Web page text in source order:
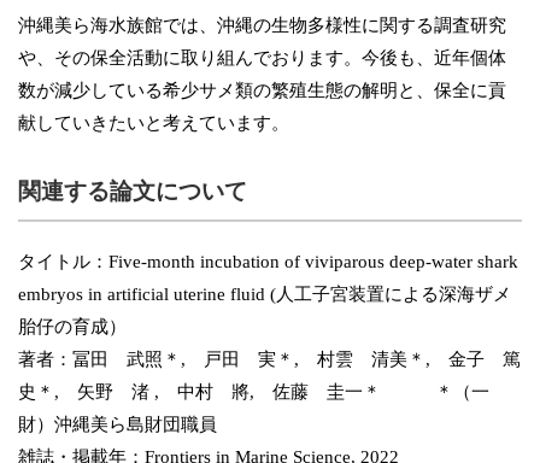
沖縄美ら海水族館では、沖縄の生物多様性に関する調査研究
や、その保全活動に取り組んでおります。今後も、近年個体
数が減少している希少サメ類の繁殖生態の解明と、保全に貢
献していきたいと考えています。
関連する論文について
タイトル：Five-month incubation of viviparous deep-water shark
embryos in artificial uterine fluid (人工子宮装置による深海ザメ
胎仔の育成）
著者：冨田 武照＊, 戸田 実＊, 村雲 清美＊, 金子 篤
史＊, 矢野 渚 , 中村 將, 佐藤 圭一＊ ＊（一
財）沖縄美ら島財団職員
雑誌・掲載年：Frontiers in Marine Science, 2022